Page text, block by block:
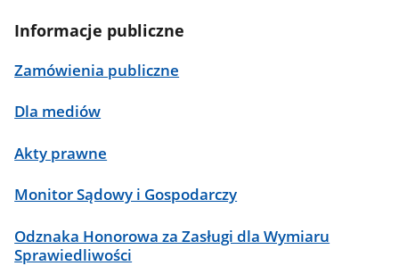
Informacje publiczne
Zamówienia publiczne
Dla mediów
Akty prawne
Monitor Sądowy i Gospodarczy
Odznaka Honorowa za Zasługi dla Wymiaru
Sprawiedliwości